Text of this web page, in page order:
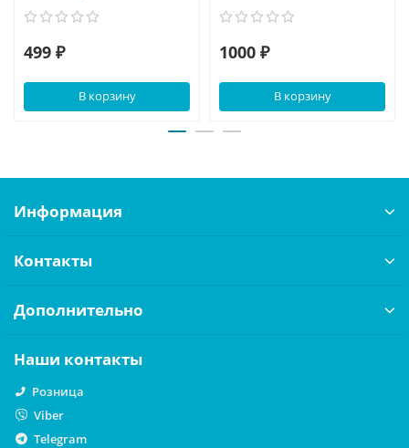
499 ₽
В корзину
1000 ₽
В корзину
Информация
Контакты
Дополнительно
Наши контакты
Розница
Viber
Telegram